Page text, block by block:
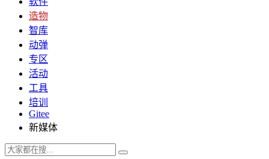
造物
智库
动弹
专区
活动
工具
培训
Gitee
新媒体